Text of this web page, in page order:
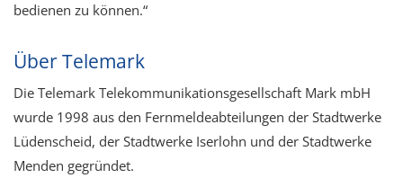
bedienen zu können.“
Über Telemark
Die Telemark Telekommunikationsgesellschaft Mark mbH
wurde 1998 aus den Fernmeldeabteilungen der Stadtwerke
Lüdenscheid, der Stadtwerke Iserlohn und der Stadtwerke
Menden gegründet.